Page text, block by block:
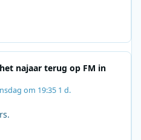
najaar terug op FM in
om 19:35 1 d.